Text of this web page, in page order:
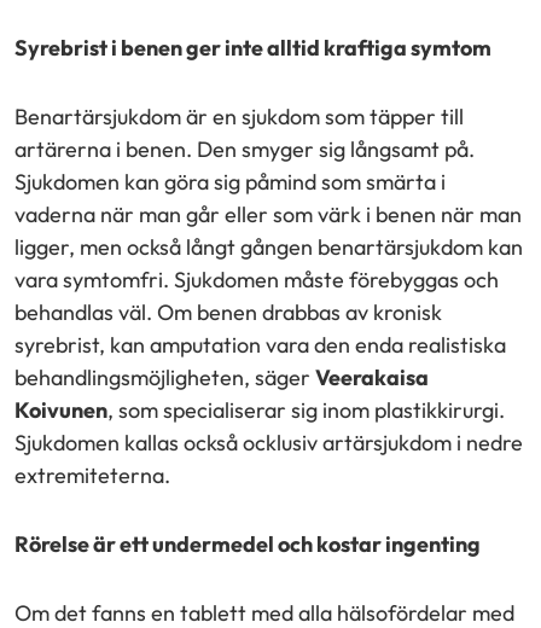
Syrebrist i benen ger inte alltid kraftiga symtom
Benartärsjukdom är en sjukdom som täpper till
artärerna i benen. Den smyger sig långsamt på.
Sjukdomen kan göra sig påmind som smärta i
vaderna när man går eller som värk i benen när man
ligger, men också långt gången benartärsjukdom kan
vara symtomfri. Sjukdomen måste förebyggas och
behandlas väl. Om benen drabbas av kronisk
syrebrist, kan amputation vara den enda realistiska
behandlingsmöjligheten, säger Veerakaisa
Koivunen, som specialiserar sig inom plastikkirurgi.
Sjukdomen kallas också ocklusiv artärsjukdom i nedre
extremiteterna.
Rörelse är ett undermedel och kostar ingenting
Om det fanns en tablett med alla hälsofördelar med